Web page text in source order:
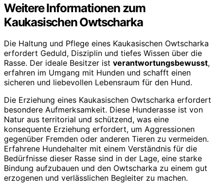
Weitere Informationen zum
Kaukasischen Owtscharka
Die Haltung und Pflege eines Kaukasischen Owtscharka
erfordert Geduld, Disziplin und tiefes Wissen über die
Rasse. Der ideale Besitzer ist verantwortungsbewusst,
erfahren im Umgang mit Hunden und schafft einen
sicheren und liebevollen Lebensraum für den Hund.
Die Erziehung eines Kaukasischen Owtscharka erfordert
besondere Aufmerksamkeit. Diese Hunderasse ist von
Natur aus territorial und schützend, was eine
konsequente Erziehung erfordert, um Aggressionen
gegenüber Fremden oder anderen Tieren zu vermeiden.
Erfahrene Hundehalter mit einem Verständnis für die
Bedürfnisse dieser Rasse sind in der Lage, eine starke
Bindung aufzubauen und den Owtscharka zu einem gut
erzogenen und verlässlichen Begleiter zu machen.